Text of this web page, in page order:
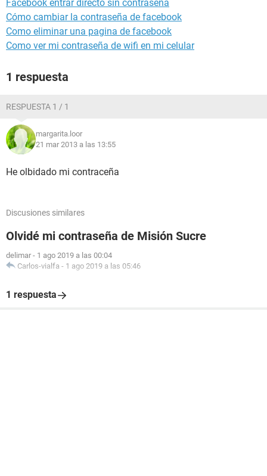
Facebook entrar directo sin contraseña
Cómo cambiar la contraseña de facebook
Como eliminar una pagina de facebook
Como ver mi contraseña de wifi en mi celular
1 respuesta
RESPUESTA 1 / 1
margarita.loor
21 mar 2013 a las 13:55
He olbidado mi contraceña
Discusiones similares
Olvidé mi contraseña de Misión Sucre
delimar - 1 ago 2019 a las 00:04
Carlos-vialfa - 1 ago 2019 a las 05:46
1 respuesta